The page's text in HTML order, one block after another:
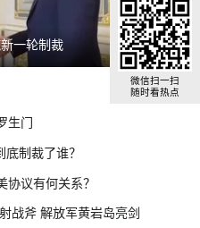
一轮制裁 胡塞
生门
底制裁了谁？
协议有何关系？
战斧 解放军黄岩岛亮剑
微信扫一扫
随时看热点